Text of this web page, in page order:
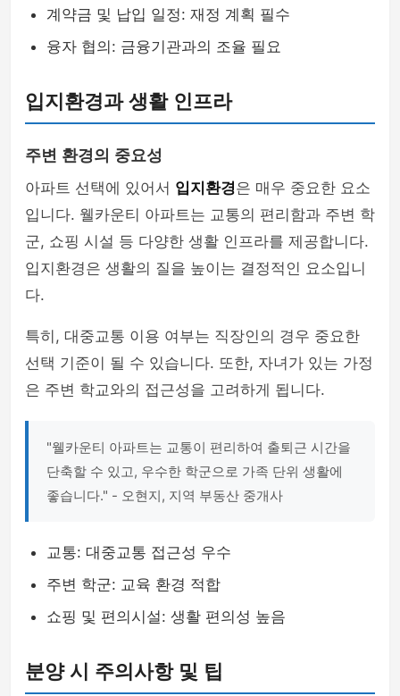
계약금 및 납입 일정: 재정 계획 필수
융자 협의: 금융기관과의 조율 필요
입지환경과 생활 인프라
주변 환경의 중요성
아파트 선택에 있어서 입지환경은 매우 중요한 요소
입니다. 웰카운티 아파트는 교통의 편리함과 주변 학
군, 쇼핑 시설 등 다양한 생활 인프라를 제공합니다.
입지환경은 생활의 질을 높이는 결정적인 요소입니
다.
특히, 대중교통 이용 여부는 직장인의 경우 중요한
선택 기준이 될 수 있습니다. 또한, 자녀가 있는 가정
은 주변 학교와의 접근성을 고려하게 됩니다.
"웰카운티 아파트는 교통이 편리하여 출퇴근 시간을
단축할 수 있고, 우수한 학군으로 가족 단위 생활에
좋습니다." - 오현지, 지역 부동산 중개사
교통: 대중교통 접근성 우수
주변 학군: 교육 환경 적합
쇼핑 및 편의시설: 생활 편의성 높음
분양 시 주의사항 및 팁